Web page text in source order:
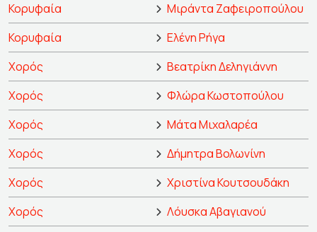
Κορυφαία
Μιράντα Ζαφειροπούλου
Κορυφαία
Ελένη Ρήγα
Χορός
Βεατρίκη Δεληγιάννη
Χορός
Φλώρα Κωστοπούλου
Χορός
Μάτα Μιχαλαρέα
Χορός
Δήμητρα Βολωνίνη
Χορός
Χριστίνα Κουτσουδάκη
Χορός
Λόυσκα Αβαγιανού